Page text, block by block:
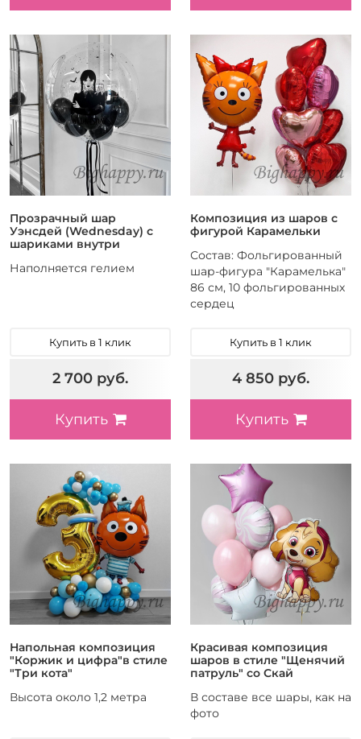
Прозрачный шар
Уэнсдей (Wednesday) с
шариками внутри
Наполняется гелием
Купить в 1 клик
2 700 руб.
Купить
Композиция из шаров с
фигурой Карамельки
Состав: Фольгированный
шар-фигура "Карамелька"
86 см, 10 фольгированных
сердец
Купить в 1 клик
4 850 руб.
Купить
Напольная композиция
"Коржик и цифра"в стиле
"Три кота"
Высота около 1,2 метра
Красивая композиция
шаров в стиле "Щенячий
патруль" со Скай
В составе все шары, как на
фото